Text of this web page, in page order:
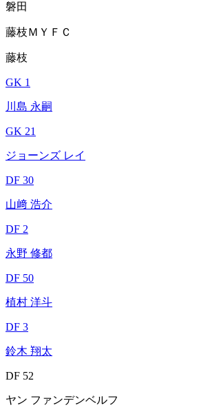
磐田
藤枝ＭＹＦＣ
藤枝
GK 1
川島 永嗣
GK 21
ジョーンズ レイ
DF 30
山﨑 浩介
DF 2
永野 修都
DF 50
植村 洋斗
DF 3
鈴木 翔太
DF 52
ヤン ファンデンベルフ